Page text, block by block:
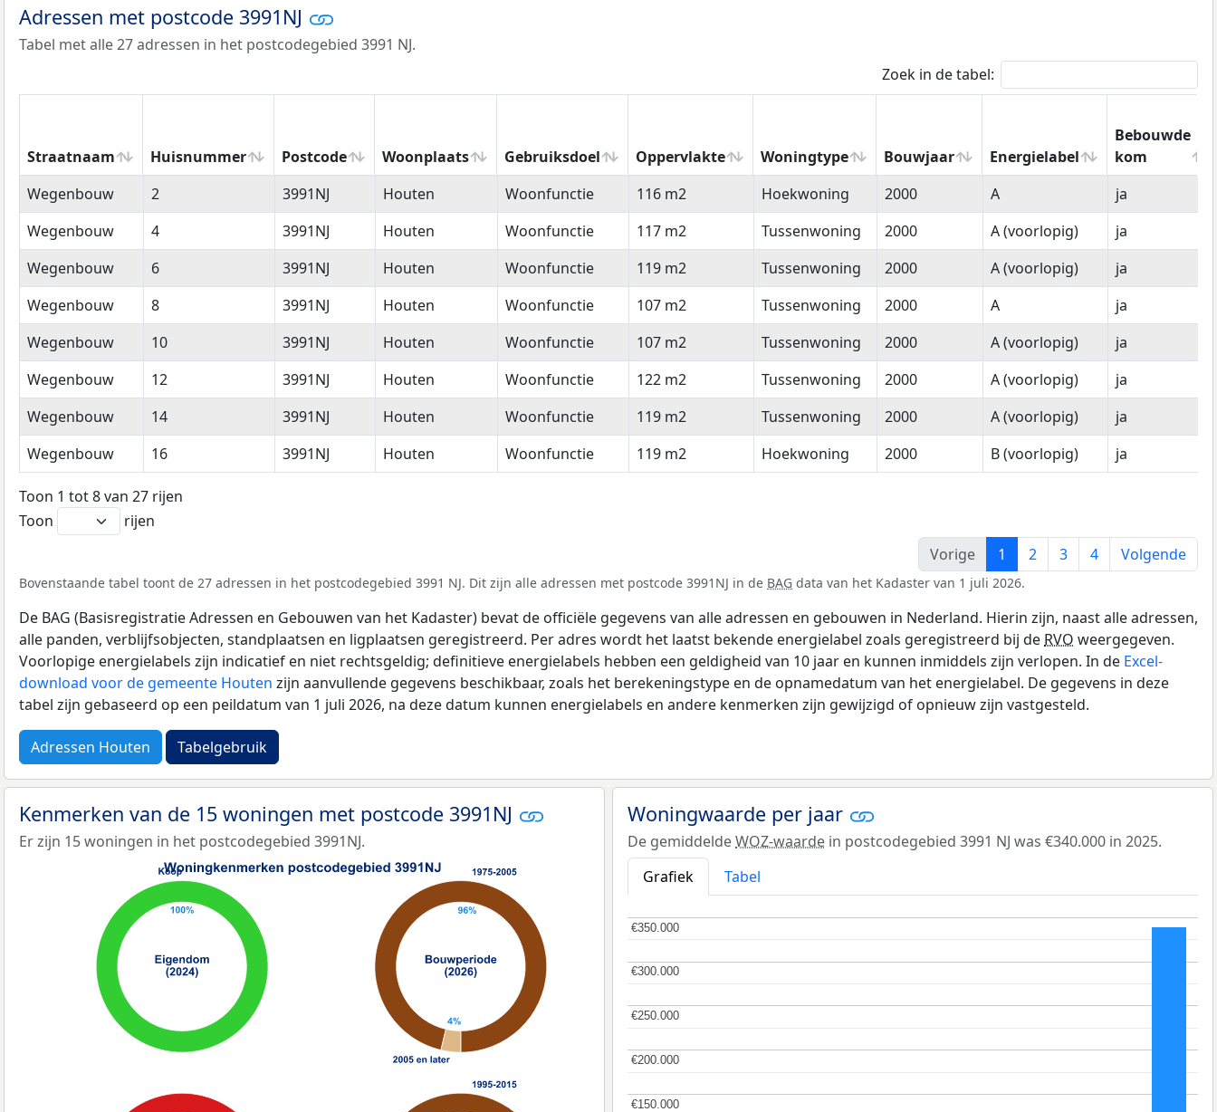
Adressen met postcode 3991NJ
Tabel met alle 27 adressen in het postcodegebied 3991 NJ.
Zoek in de tabel:
Straatnaam Huisnummer Postcode Woonplaats Gebruiksdoel Oppervlakte Woningtype Bouwjaar Energielabel
Bebouwde
kom
Straatnaam
Huisnummer Postcode Woonplaats Gebruiksdoel Oppervlakte Woningtype Bouwjaar Energielabel
Bebouwde
kom
Wegenbouw 2 3991NJ Houten Woonfunctie 116 m2 Hoekwoning 2000 A
ja
Wegenbouw
4 3991NJ Houten Woonfunctie 117 m2 Tussenwoning 2000 A (voorlopig)
ja
Wegenbouw
6 3991NJ Houten Woonfunctie 119 m2 Tussenwoning 2000 A (voorlopig)
ja
Wegenbouw
8 3991NJ Houten Woonfunctie 107 m2 Tussenwoning 2000 A
ja
Wegenbouw
10 3991NJ Houten Woonfunctie 107 m2 Tussenwoning 2000 A (voorlopig)
ja
Wegenbouw
12 3991NJ Houten Woonfunctie 122 m2 Tussenwoning 2000 A (voorlopig)
ja
Wegenbouw
14 3991NJ Houten Woonfunctie 119 m2 Tussenwoning 2000 A (voorlopig)
ja
Wegenbouw
16 3991NJ Houten Woonfunctie 119 m2 Hoekwoning 2000 B (voorlopig) ja
Toon 1 tot 8 van 27 rijen
Toon
rijen
Vorige
1 2 3 4 Volgende
Bovenstaande tabel toont de 27 adressen in het postcodegebied 3991 NJ. Dit zijn alle adressen met postcode 3991NJ in de BAG data van het Kadaster van 1 juli 2026.
De BAG (Basisregistratie Adressen en Gebouwen van het Kadaster) bevat de officiële gegevens van alle adressen en gebouwen in Nederland. Hierin zijn, naast alle adressen,
alle panden, verblijfsobjecten, standplaatsen en ligplaatsen geregistreerd. Per adres wordt het laatst bekende energielabel zoals geregistreerd bij de RVO weergegeven.
Voorlopige energielabels zijn indicatief en niet rechtsgeldig; definitieve energielabels hebben een geldigheid van 10 jaar en kunnen inmiddels zijn verlopen. In de Excel-
download voor de gemeente Houten zijn aanvullende gegevens beschikbaar, zoals het berekeningstype en de opnamedatum van het energielabel. De gegevens in deze
tabel zijn gebaseerd op een peildatum van 1 juli 2026, na deze datum kunnen energielabels en andere kenmerken zijn gewijzigd of opnieuw zijn vastgesteld.
Adressen Houten Tabelgebruik
Kenmerken van de 15 woningen met postcode 3991NJ
Er zijn 15 woningen in het postcodegebied 3991NJ.
Woningwaarde per jaar
De gemiddeldeWOZ-waarde in postcodegebied 3991 NJ was €340.000 in 2025.
Grafiek
Tabel
€150.000
€150.000
€200.000
€200.000
€250.000
€250.000
€300.000
€300.000
€350.000
€350.000